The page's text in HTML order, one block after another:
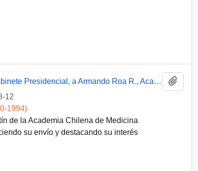
Carta de Carlos Bascuñán Edwards, Jefe de Gabinete Presidencial, a Armando Roa R., Academia Chilena de Medicina, sobre recepción de boletín
12
1994)
de la Academia Chilena de Medicina
su envío y destacando su interés